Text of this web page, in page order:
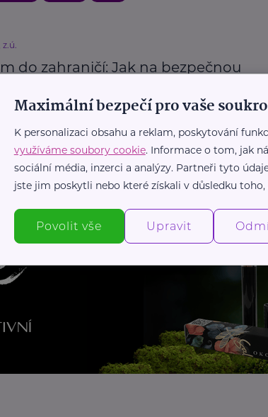
do zahraničí: Jak na bezpečnou
Dovolená
Maximální bezpečí pro vaše
K personalizaci obsahu a reklam, poskytování
využíváme soubory cookie. Informace o tom, jak
sociální média, inzerci a analýzy. Partneři tyto
jste jim poskytli nebo které získali v důsledku toho,
Povolit vše Upravit